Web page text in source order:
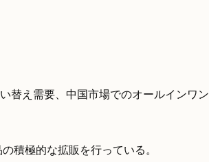
替え需要、中国市場でのオールインワン
積極的な拡販を行っている。